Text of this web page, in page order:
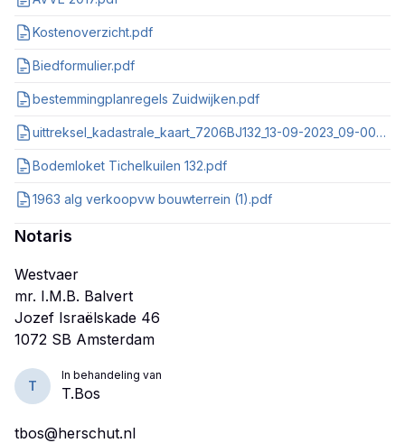
Kostenoverzicht.pdf
Biedformulier.pdf
bestemmingplanregels Zuidwijken.pdf
uittreksel_kadastrale_kaart_7206BJ132_13-09-2023_09-00-34.pdf
Bodemloket Tichelkuilen 132.pdf
1963 alg verkoopvw bouwterrein (1).pdf
Notaris
Westvaer
mr. I.M.B. Balvert
Jozef Israëlskade 46
T
In behandeling van
T.Bos
tbos@herschut.nl